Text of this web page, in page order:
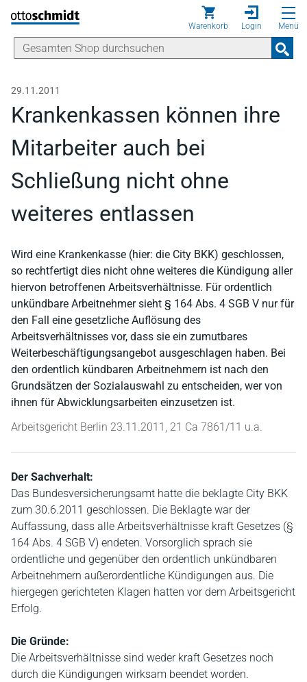
Direkt zum Inhalt
Warenkorb Login Menü
29.11.2011
Krankenkassen können ihre
Mitarbeiter auch bei
Schließung nicht ohne
weiteres entlassen
Wird eine Krankenkasse (hier: die City BKK) geschlossen,
so rechtfertigt dies nicht ohne weiteres die Kündigung aller
hiervon betroffenen Arbeitsverhältnisse. Für ordentlich
unkündbare Arbeitnehmer sieht § 164 Abs. 4 SGB V nur für
den Fall eine gesetzliche Auflösung des
Arbeitsverhältnisses vor, dass sie ein zumutbares
Weiterbeschäftigungsangebot ausgeschlagen haben. Bei
den ordentlich kündbaren Arbeitnehmern ist nach den
Grundsätzen der Sozialauswahl zu entscheiden, wer von
ihnen für Abwicklungsarbeiten einzusetzen ist.
Arbeitsgericht Berlin 23.11.2011, 21 Ca 7861/11 u.a.
Der Sachverhalt:
Das Bundesversicherungsamt hatte die beklagte City BKK
zum 30.6.2011 geschlossen. Die Beklagte war der
Auffassung, dass alle Arbeitsverhältnisse kraft Gesetzes (§
164 Abs. 4 SGB V) endeten. Vorsorglich sprach sie
ordentliche und gegenüber den ordentlich unkündbaren
Arbeitnehmern außerordentliche Kündigungen aus. Die
hiergegen gerichteten Klagen hatten vor dem Arbeitsgericht
Erfolg.
Die Gründe:
Die Arbeitsverhältnisse sind weder kraft Gesetzes noch
durch die Kündigungen wirksam beendet worden.